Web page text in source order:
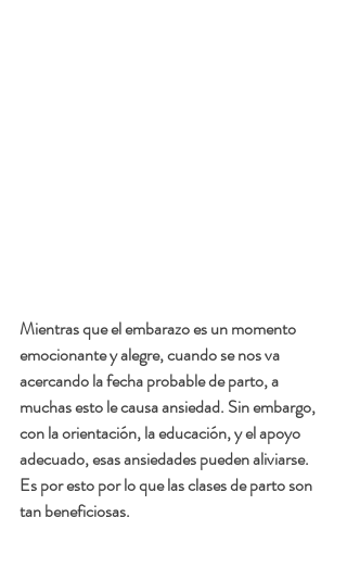
Mientras que el embarazo es un momento
emocionante y alegre, cuando se nos va
acercando la fecha probable de parto, a
muchas esto le causa ansiedad. Sin embargo,
con la orientación, la educación, y el apoyo
adecuado, esas ansiedades pueden aliviarse.
Es por esto por lo que las clases de parto son
tan beneficiosas.